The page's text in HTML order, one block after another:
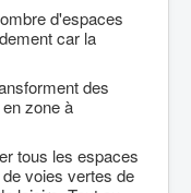
d'espaces
car la
des
zone à
tous les espaces
voies vertes de